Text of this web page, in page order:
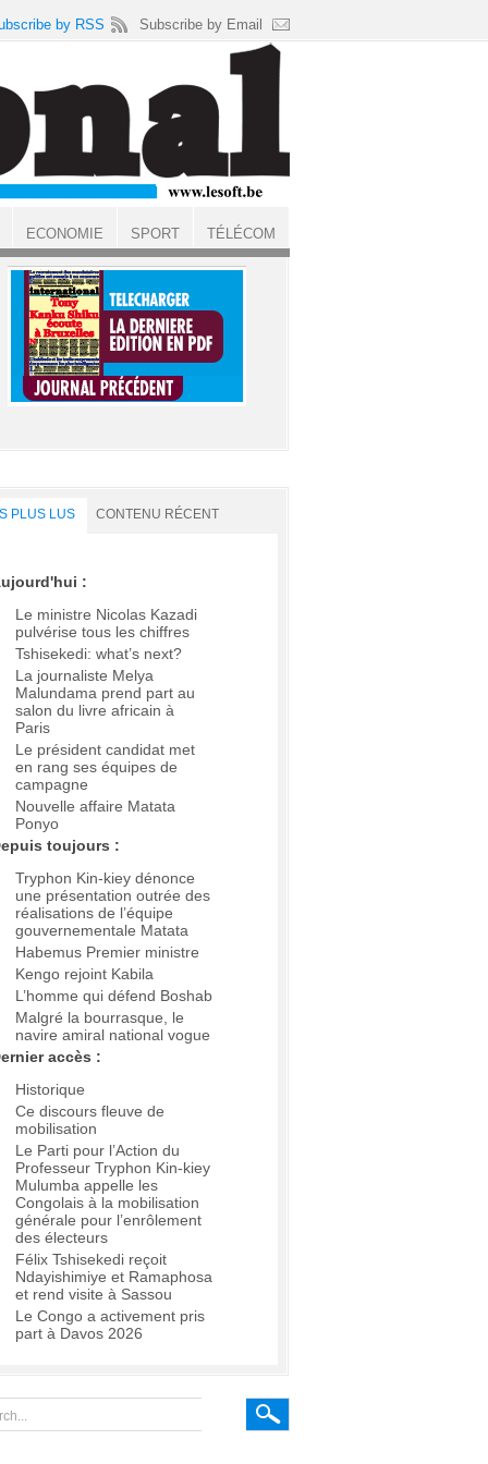
PLUS LUS CONTENU RÉCENT
:
Le ministre Nicolas Kazadi
pulvérise tous les chiffres
Tshisekedi: what’s next?
La journaliste Melya
Malundama prend part au
salon du livre africain à
Paris
Le président candidat met
en rang ses équipes de
campagne
Nouvelle affaire Matata
Ponyo
toujours :
Tryphon Kin-kiey dénonce
une présentation outrée des
réalisations de l’équipe
gouvernementale Matata
Habemus Premier ministre
Kengo rejoint Kabila
L’homme qui défend Boshab
Malgré la bourrasque, le
navire amiral national vogue
accès :
Historique
Ce discours fleuve de
mobilisation
Le Parti pour l’Action du
Professeur Tryphon Kin-kiey
Mulumba appelle les
Congolais à la mobilisation
générale pour l’enrôlement
des électeurs
Félix Tshisekedi reçoit
Ndayishimiye et Ramaphosa
et rend visite à Sassou
Le Congo a activement pris
part à Davos 2026
by RSS Subscribe by Email
ECONOMIE SPORT TÉLÉCOM